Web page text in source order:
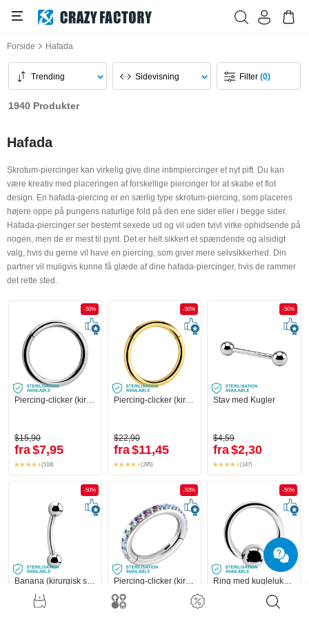
Forside Hafada
Trending Sidevisning Filter(0)
1940 Produkter
Hafada
Skrotum-piercinger kan virkelig give dine intimpiercinger et nyt pift. Du kan
være kreativ med placeringen af forskellige piercinger for at skabe et flot
design. En hafada-piercing er en særlig type skrotum-piercing, som placeres
højere oppe på pungens naturlige fold på den ene sider eller i begge sider.
Hafada-piercinger ser bestemt sexede ud og vil uden tvivl virke ophidsende på
nogen, men de er mest til pynt. Det er helt sikkert et spændende og alsidigt
valg, hvis du gerne vil have en piercing, som giver mere selvsikkerhed. Din
partner vil muligvis kunne få glæde af dine hafada-piercinger, hvis de rammer
det rette sted.
-50%
Piercing-clicker (kirurgisk stål, sølv, blank finish)
$15,90
fra$7,95
(518)
-50%
Piercing-clicker (kirurgisk stål, guld, blank finish)
$22,90
fra$11,45
(295)
-50%
Stav med Kugler
$4,59
fra$2,30
(147)
-50% -50%
Piercing-clicker (kirurgisk stål, sølv, blank finish) med krystaller
-50%
Ring med kuglelukning (kirurgisk stål, sølv, blank finish)